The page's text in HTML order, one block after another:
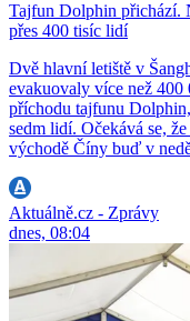
Tajfun Dolphin přichází.
přes 400 tisíc lidí
Dvě hlavní letiště v
evakuovaly více než
příchodu tajfunu
sedm lidí. Očekává se,
východě Číny buď v
Aktuálně.cz - Zprávy
dnes, 08:04